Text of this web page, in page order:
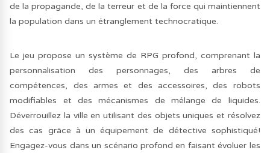
de la propagande, de la terreur et de la force qui maintiennent
la population dans un étranglement technocratique.
Le jeu propose un système de RPG profond, comprenant la
personnalisation des personnages, des arbres de
compétences, des armes et des accessoires, des robots
modifiables et des mécanismes de mélange de liquides.
Déverrouillez la ville en utilisant des objets uniques et résolvez
des cas grâce à un équipement de détective sophistiqué!
Engagez-vous dans un scénario profond en faisant évoluer les